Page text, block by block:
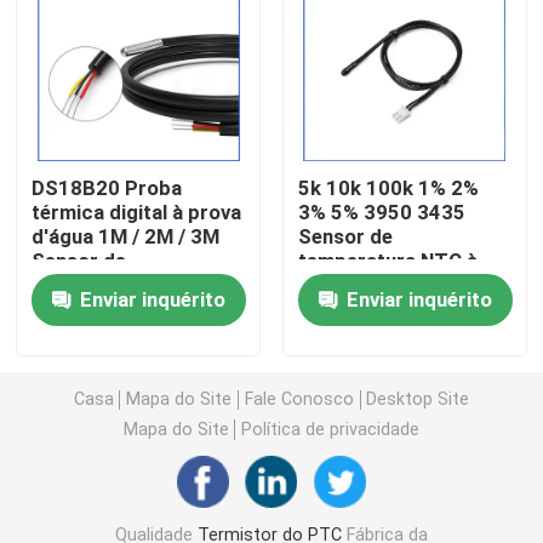
Chip de aquecimento PTC
Termistor de SMD NTC
Termistor NTC de potência
Varistor de óxido metálico
Varistor SMD
DS18B20 Proba
térmica digital à prova
d'água 1M / 2M / 3M
Sensor de
temperatura com
XH2.54mm-3P Para
medições de várias
Enviar inquérito
5k 10k 100k 1% 2%
3% 5% 3950 3435
Sensor de
temperatura NTC à
prova d'água
Enviar inquérito
Casa Mapa do Site Fale Conosco
Desktop Site
Mapa do Site
Política de privacidade
Qualidade Termistor do PTCFábrica da